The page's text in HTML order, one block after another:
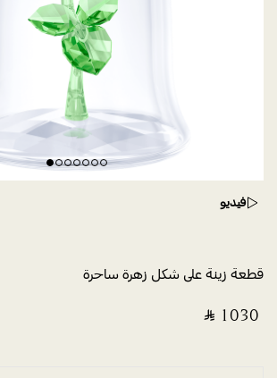
فيديو
قطعة زينة على شكل زهرة ساحرة
‎ ⃁ ⁦1030⁩ ‎